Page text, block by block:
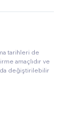
tarihleri de
amaçlıdır ve
değiştirilebilir